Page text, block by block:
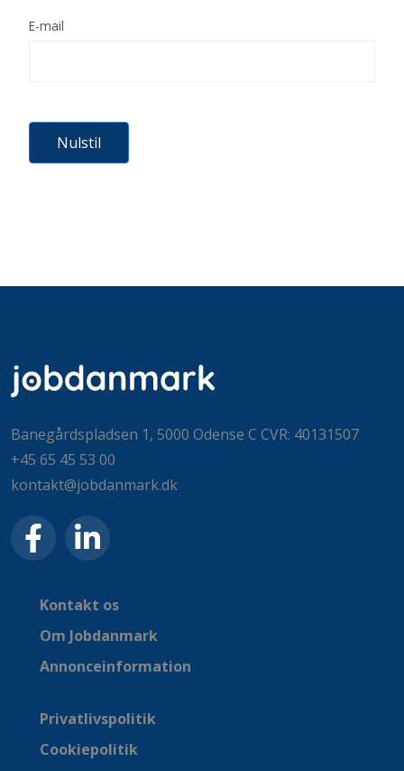
E-mail
Nulstil
Banegårdspladsen 1, 5000 Odense C CVR: 40131507
+45 65 45 53 00
kontakt@jobdanmark.dk
Kontakt os
Om Jobdanmark
Annonceinformation
Privatlivspolitik
Cookiepolitik